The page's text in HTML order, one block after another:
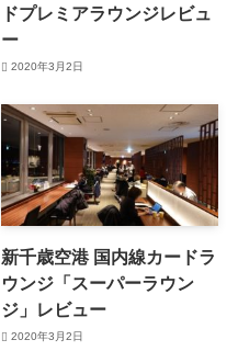
ドプレミアラウンジレビュ
ー
2020年3月2日
新千歳空港 国内線カードラ
ウンジ「スーパーラウン
ジ」レビュー
2020年3月2日